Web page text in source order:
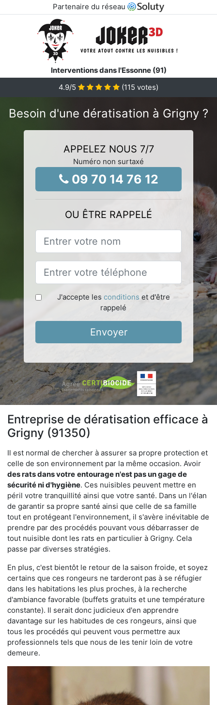
Partenaire du réseau
Interventions dans l'Essonne (91)
4.9/5 (115 votes)
Besoin d'une dératisation à Grigny ?
APPELEZ NOUS 7/7
Numéro non surtaxé
09 70 14 76 12
OU ÊTRE RAPPELÉ
J'accepte les conditions et d'être
rappelé
Envoyer
Entreprise de dératisation efficace à
Grigny (91350)
Il est normal de chercher à assurer sa propre protection et
celle de son environnement par la même occasion. Avoir
des rats dans votre entourage n'est pas un gage de
sécurité ni d'hygiène. Ces nuisibles peuvent mettre en
péril votre tranquillité ainsi que votre santé. Dans un l'élan
de garantir sa propre santé ainsi que celle de sa famille
tout en protégeant l'environnement, il s'avère inévitable de
prendre par des procédés pouvant vous débarrasser de
tout nuisible dont les rats en particulier à Grigny. Cela
passe par diverses stratégies.
En plus, c'est bientôt le retour de la saison froide, et soyez
certains que ces rongeurs ne tarderont pas à se réfugier
dans les habitations les plus proches, à la recherche
d'ambiance favorable (buffets gratuits et une température
constante). Il serait donc judicieux d'en apprendre
davantage sur les habitudes de ces rongeurs, ainsi que
tous les procédés qui peuvent vous permettre aux
professionnels tels que nous de les tenir loin de votre
demeure.